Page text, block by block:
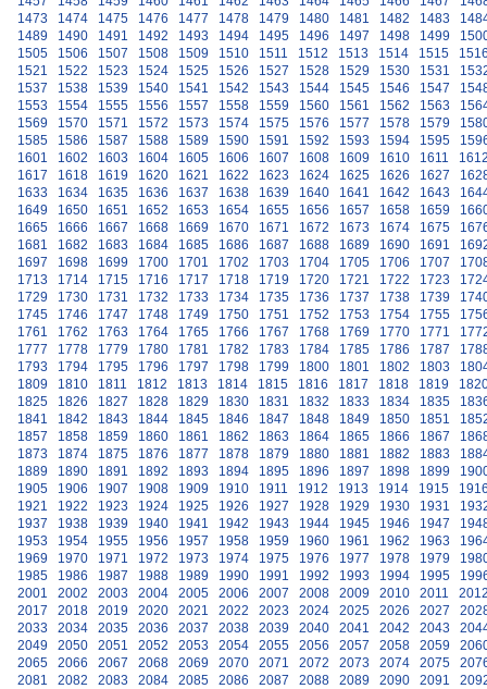
1473
1474 1475 1476 1477 1478 1479 1480 1481 1482 1483
1489
1490 1491 1492 1493 1494 1495 1496 1497 1498 1499
1505
1506 1507 1508 1509 1510 1511 1512 1513 1514 1515
1521
1522 1523 1524 1525 1526 1527 1528 1529 1530 1531
1537
1538 1539 1540 1541 1542 1543 1544 1545 1546 1547
1553
1554 1555 1556 1557 1558 1559 1560 1561 1562 1563
1569
1570 1571 1572 1573 1574 1575 1576 1577 1578 1579
1585
1586 1587 1588 1589 1590 1591 1592 1593 1594 1595
1601
1602 1603 1604 1605 1606 1607 1608 1609 1610 1611
1617
1618 1619 1620 1621 1622 1623 1624 1625 1626 1627
1633
1634 1635 1636 1637 1638 1639 1640 1641 1642 1643
1649
1650 1651 1652 1653 1654 1655 1656 1657 1658 1659
1665
1666 1667 1668 1669 1670 1671 1672 1673 1674 1675
1681
1682 1683 1684 1685 1686 1687 1688 1689 1690 1691
1697
1698 1699 1700 1701 1702 1703 1704 1705 1706 1707
1713
1714 1715 1716 1717 1718 1719 1720 1721 1722 1723
1729
1730 1731 1732 1733 1734 1735 1736 1737 1738 1739
1745
1746 1747 1748 1749 1750 1751 1752 1753 1754 1755
1761
1762 1763 1764 1765 1766 1767 1768 1769 1770 1771
1777
1778 1779 1780 1781 1782 1783 1784 1785 1786 1787
1793
1794 1795 1796 1797 1798 1799 1800 1801 1802 1803
1809
1810 1811 1812 1813 1814 1815 1816 1817 1818 1819
1825
1826 1827 1828 1829 1830 1831 1832 1833 1834 1835
1841
1842 1843 1844 1845 1846 1847 1848 1849 1850 1851
1857
1858 1859 1860 1861 1862 1863 1864 1865 1866 1867
1873
1874 1875 1876 1877 1878 1879 1880 1881 1882 1883
1889
1890 1891 1892 1893 1894 1895 1896 1897 1898 1899
1905
1906 1907 1908 1909 1910 1911 1912 1913 1914 1915
1921
1922 1923 1924 1925 1926 1927 1928 1929 1930 1931
1937
1938 1939 1940 1941 1942 1943 1944 1945 1946 1947
1953
1954 1955 1956 1957 1958 1959 1960 1961 1962 1963
1969
1970 1971 1972 1973 1974 1975 1976 1977 1978 1979
1985
1986 1987 1988 1989 1990 1991 1992 1993 1994 1995
2001
2002 2003 2004 2005 2006 2007 2008 2009 2010 2011
2017
2018 2019 2020 2021 2022 2023 2024 2025 2026 2027
2033
2034 2035 2036 2037 2038 2039 2040 2041 2042 2043
2049
2050 2051 2052 2053 2054 2055 2056 2057 2058 2059
2065
2066 2067 2068 2069 2070 2071 2072 2073 2074 2075
2081
2082 2083 2084 2085 2086 2087 2088 2089 2090 2091